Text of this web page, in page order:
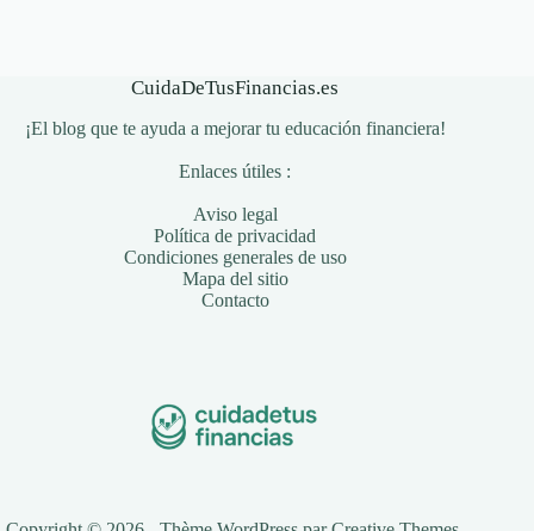
CuidaDeTusFinancias.es
¡El blog que te ayuda a mejorar tu educación financiera!
Enlaces útiles :
Aviso legal
Política de privacidad
Condiciones generales de uso
Mapa del sitio
Contacto